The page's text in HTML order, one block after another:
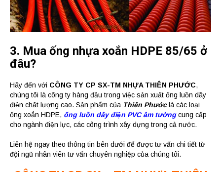
3. Mua ống nhựa xoắn HDPE 85/65 ở
đâu?
Hãy đến với CÔNG TY CP SX-TM NHỰA THIÊN PHƯỚC,
chúng tôi là công ty hàng đầu trong việc sản xuất ống luồn dây
điện chất lượng cao. Sản phẩm của Thiên Phước là các loại
ống xoắn HDPE, ống luồn dây điện PVC âm tườngcung cấp
cho ngành điện lực, các công trình xây dựng trong cả nước.
Liên hệ ngay theo thông tin bên dưới để được tư vấn chi tiết từ
đội ngũ nhân viên tư vấn chuyên nghiệp của chúng tôi.